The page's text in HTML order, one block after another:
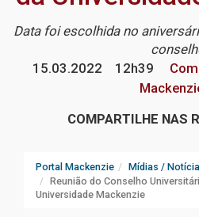
Data foi escolhida no
15.03.2022
12h39
COMPARTILHE NAS
Portal Mackenzie Mídias /
Reunião do Conselho
Universidade Mackenzie